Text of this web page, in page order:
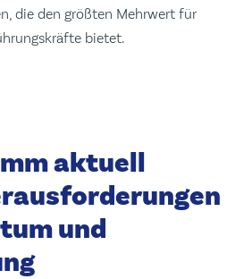
die den größten Mehrwert für
bietet.
aktuell
und